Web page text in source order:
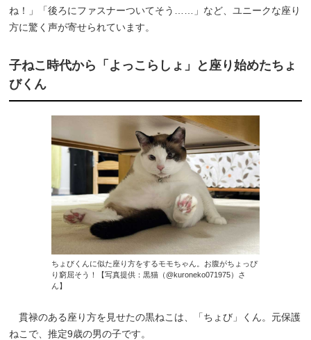
ね！」「後ろにファスナーついてそう……」など、ユニークな座り
方に驚く声が寄せられています。
子ねこ時代から「よっこらしょ」と座り始めたちょ
びくん
ちょびくんに似た座り方をするモモちゃん。お腹がちょっぴ
り窮屈そう！【写真提供：黒猫（@kuroneko071975）さ
ん】
貫禄のある座り方を見せたの黒ねこは、「ちょび」くん。元保護
ねこで、推定9歳の男の子です。